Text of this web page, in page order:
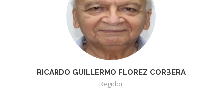
RICARDO GUILLERMO FLOREZ CORBERA
Regidor